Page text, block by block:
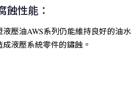
蝕性能：
壓油AWS系列仍能維持良好的油水
液壓系統零件的鏽蝕。